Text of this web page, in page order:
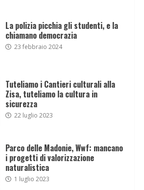
La polizia picchia gli studenti, e la
chiamano democrazia
23 febbraio 2024
Tuteliamo i Cantieri culturali alla
Zisa, tuteliamo la cultura in
sicurezza
22 luglio 2023
Parco delle Madonie, Wwf: mancano
i progetti di valorizzazione
naturalistica
1 luglio 2023